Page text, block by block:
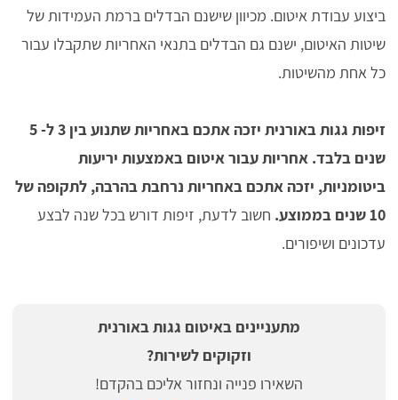
ביצוע עבודת איטום. מכיוון שישנם הבדלים ברמת העמידות של
שיטות האיטום, ישנם גם הבדלים בתנאי האחריות שתקבלו עבור
כל אחת מהשיטות.
זיפות גגות באורנית יזכה אתכם באחריות שתנוע בין 3 ל- 5
שנים בלבד. אחריות עבור איטום באמצעות יריעות
ביטומניות, יזכה אתכם באחריות נרחבת בהרבה, לתקופה של
10 שנים בממוצע.
חשוב לדעת, זיפות דורש בכל שנה לבצע
עדכונים ושיפורים.
מתעניינים באיטום גגות באורנית
וזקוקים לשירות?
השאירו פנייה ונחזור אליכם בהקדם!